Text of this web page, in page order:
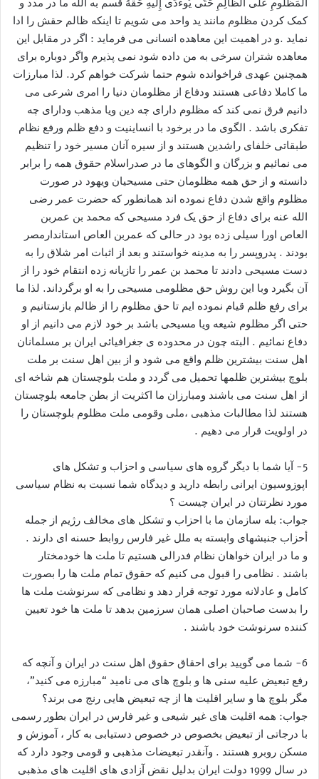
کمک کردن مظلوم مانند ید واحد می شویم تا اینکه ظالم حقش را ادا
نماید .و در اهمیت این معاهده انسانی می فرماید : اگر در مقابل این
معاهده شتران سرخی به من داده شود نمی پذیرم واگر دوباره برای
همچنین عهدی فراخوانده شوم حتما شرکت خواهم کرد. لذا مبارزات
ما کاملا دفاعی هستند ودفاع از مظلومان دنیا را امری شرعی می
دانیم فرق نمی کند که مظلوم دارای چه دین ویا مذهب ودارای چه
تفکری باشد . الگوی ما در برخود با انساینیت و دفع ظلم ورفع نظام
طبقاتی خلفای راشدین هستند و از سیره آنان مسیر خود را تنظیم
می نمائیم و بزرگان و الگوهای ما در صدراسلام حقوق همه را برابر
دانسته و از حق همه مظلومان حتی مسیحیان ویهود در صورت
مظلوم واقع شدن دفاع نموده اند همانطور که حضرت عمر رضی
الله عنه برای دفاع از حق یک فرد مسیحی که محمد بن عمربن
العاص اورا سیلی زده بود در حالی که عمربن العاص استاندارمصر
بودند . پدروپسر را به مدینه خواستند و بعد از اثبات امر شلاق را به
دست مسیحی دادند تا محمد بن عمر را تازیانه زده انتقام خود را از
آن بگیرد وبا این روش حق مظلومی مسیحی را به او برگرداند. لذا ما
برای رفع ظلم قیام نموده ایم تا حق مظلوم را از ظالم بازستانیم و
حتی اگر مظلوم شیعه ویا مسیحی باشد بر خود لازم می دانیم از او
دفاع نمائیم . البته چون در محدوده ی جغرافیائی ایران بر مسلمانان
اهل سنت بیشترین ظلم واقع می شود و از بین اهل سنت بر ملت
بلوچ بیشترین ظلمها تحمیل می گردد و ملت بلوچستان هم شاخه ای
از اهل سنت می باشند ومبارزان ما اکثریت از بطن جامعه بلوچستان
هستند لذا مطالبات مذهبی ،ملی وقومی ملت مظلوم بلوچستان را
در اولویت قرار می دهیم .
5- آيا شما با دیگر گروه های سیاسی و احزاب و تشکل های
اپوزوسیون ایرانی رابطه دارید و دیدگاه شما نسبت به نظام سیاسی
مورد نظرتتان در ایران چیست ؟
جواب: بله سازمان ما با احزاب و تشکل های مخالف رژیم از جمله
أحزاب جنبشهای وابسته به ملل غیر فارس روابط حسنه ای دارند .
و ما در ایران خواهان نظام فدرالی هستیم تا ملت ها خودمختار
باشند . نظامی را قبول می کنیم که حقوق تمام ملت ها را بصورت
کامل و عادلانه مورد توجه قرار دهد و نظامی که سرنوشت ملت ها
را بدست صاحبان اصلی همان سرزمین بدهد تا ملت ها خود تعیین
کننده سرنوشت خود باشند .
6- شما می گويید برای احقاق حقوق اهل سنت در ایران و آنچه که
رفع تبعیض علیه سنی ها و بلوچ های می نامید “مبارزه می کنید”،
مگر بلوچ ها و سایر اقلیت ها از چه تبعیض هایی رنج می برند؟
جواب: همه اقلیت های غیر شیعی و غیر فارس در ایران بطور رسمی
با درجاتی از تبعیض بخصوص در خصوص دستیابی به کار ، آموزش و
مسکن روبرو هستند . وآنقدر تبعیضات مذهبی و قومی وجود دارد که
در سال 1999 دولت ایران بدلیل نقض آزادی های اقلیت های مذهبی